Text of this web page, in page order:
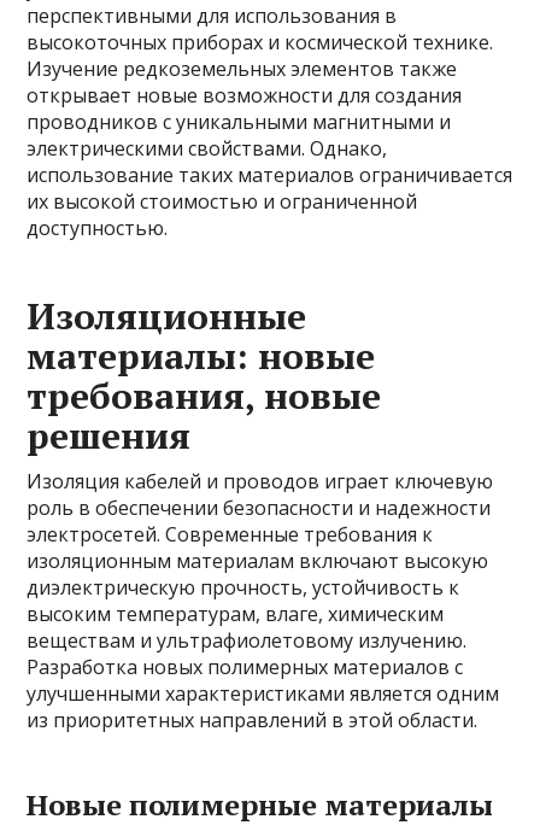
перспективными для использования в
высокоточных приборах и космической технике.
Изучение редкоземельных элементов также
открывает новые возможности для создания
проводников с уникальными магнитными и
электрическими свойствами. Однако,
использование таких материалов ограничивается
их высокой стоимостью и ограниченной
доступностью.
Изоляционные
материалы: новые
требования, новые
решения
Изоляция кабелей и проводов играет ключевую
роль в обеспечении безопасности и надежности
электросетей. Современные требования к
изоляционным материалам включают высокую
диэлектрическую прочность, устойчивость к
высоким температурам, влаге, химическим
веществам и ультрафиолетовому излучению.
Разработка новых полимерных материалов с
улучшенными характеристиками является одним
из приоритетных направлений в этой области.
Новые полимерные материалы